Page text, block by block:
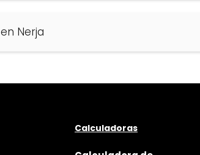
Nerja
Calculadoras